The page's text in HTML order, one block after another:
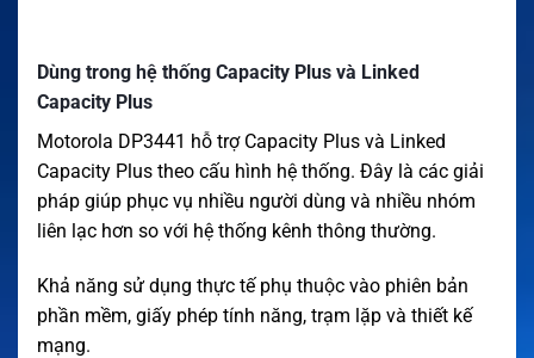
Dùng trong hệ thống Capacity Plus và Linked
Capacity Plus
Motorola DP3441 hỗ trợ Capacity Plus và Linked
Capacity Plus theo cấu hình hệ thống. Đây là các giải
pháp giúp phục vụ nhiều người dùng và nhiều nhóm
liên lạc hơn so với hệ thống kênh thông thường.
Khả năng sử dụng thực tế phụ thuộc vào phiên bản
phần mềm, giấy phép tính năng, trạm lặp và thiết kế
mạng.